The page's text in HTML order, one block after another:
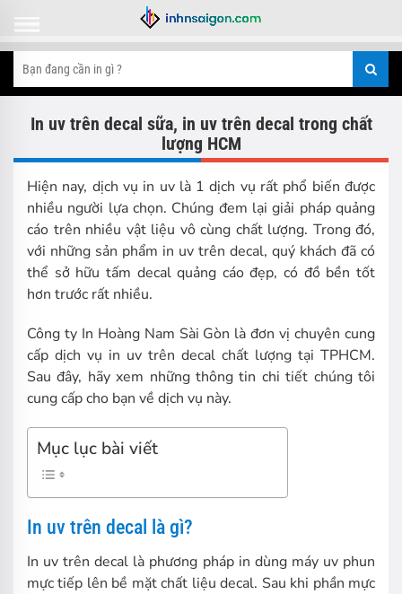
In uv trên decal sữa, in uv trên decal trong chất
lượng HCM
Hiện nay, dịch vụ in uv là 1 dịch vụ rất phổ biến được
nhiều người lựa chọn. Chúng đem lại giải pháp quảng
cáo trên nhiều vật liệu vô cùng chất lượng. Trong đó,
với những sản phẩm in uv trên decal, quý khách đã có
thể sở hữu tấm decal quảng cáo đẹp, có đồ bền tốt
hơn trước rất nhiều.
Công ty In Hoàng Nam Sài Gòn là đơn vị chuyên cung
cấp dịch vụ in uv trên decal chất lượng tại TPHCM.
Sau đây, hãy xem những thông tin chi tiết chúng tôi
cung cấp cho bạn về dịch vụ này.
Mục lục bài viết
In uv trên decal là gì?
In uv trên decal là phương pháp in dùng máy uv phun
mực tiếp lên bề mặt chất liệu decal. Sau khi phần mực